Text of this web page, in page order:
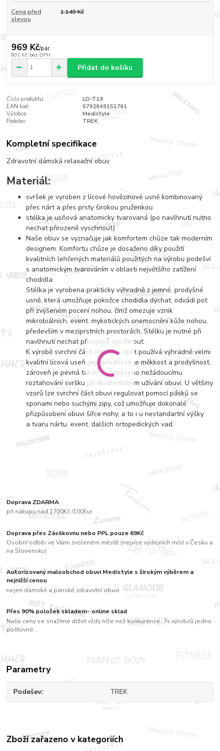
Cena před
slevou
1 149 Kč
969 Kč/pár
801 Kč bez DPH
Přidat do košíku
Číslo produktu:
LD-T19
EAN kód:
0792649151761
Výrobce:
Medistyle
Podešev:
TREK
Doprava ZDARMA
při nákupu nad 1700Kč /100Eur
Doprava přes Zásilkovnu nebo PPL pouze 69Kč
Osobní odběr ve Vámi zvoleném městě (nejvíce výdejních míst v Česku a
na Slovensku)
Autorizovaný maloobchod obuvi Medistyle s širokým výběrem a
nejnižší cenou
nejen dámské a pánské zdravotní obuvi
Přes 90% položek skladem- online sklad
Naše ceny se snažíme držet vždy níže než konkurence. 7+ výrobců jedno
poštovné....
Kompletní specifikace
Zdravotní dámská relaxační obuv.
Materiál:
svršek je vyroben z lícové hovězinové usně kombinovaný
přes nárt a přes prsty širokou pruženkou
stélka je usňová anatomicky tvarovaná (po navlhnutí nutno
nechat přirozeně vyschnout)
Naše obuv se vyznačuje jak komfortem chůze tak moderním
designem. Komfortu chůze je dosaženo díky použití
kvalitních lehčených materiálů použitých na výrobu podešví
s anatomickým tvarováním v oblasti největšího zatížení
chodidla.
Stélka je vyrobena prakticky výhradně z jemné, prodyšné
usně, která umožňuje pokožce chodidla dýchat, odvádí pot
při zvýšeném pocení nohou, čímž omezuje vznik
mikrobiálních, event. mykotických onemocnění kůže nohou,
především v meziprstních prostorách. Stélku je nutné při
navlhnutí nechat přirozeně vyschnout.
K výrobě svrchní části obuvi se opět používá výhradně velmi
kvalitní lícová useň, jejíž předností je měkkost a prodyšnost,
zároveň je pevná takže je zamezeno nežádoucímu
roztahování svršku při dlouhodobém užívání obuvi. U většiny
vzorů lze svrchní část obuvi regulovat pomocí pásků se
sponami nebo suchými zipy, což umožňuje dokonalé
přizpůsobení obuvi šířce nohy, a to i u nestandartní výšky
a tvaru nártu, event. dalších ortopedických vad.
Parametry
Podešev TREK
Zboží zařazeno v kategoriích